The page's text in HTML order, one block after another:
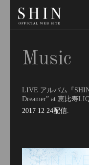
Music
LIVE アルバム『
Dreamer” at 恵比寿
2017 12 24配信